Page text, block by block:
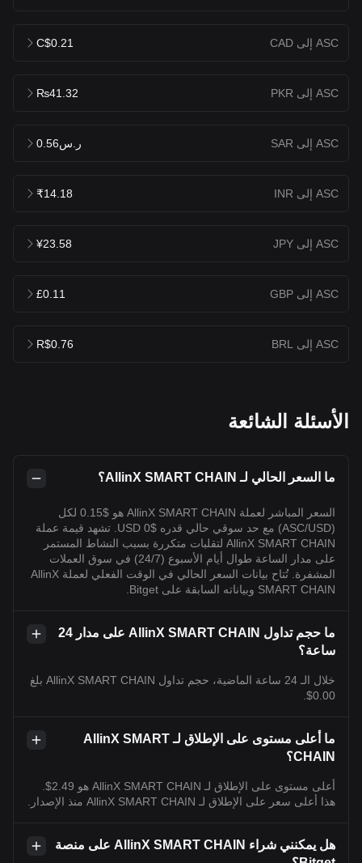
ASC إلى CAD C$0.21
ASC إلى PKR ₨41.32
ASC إلى SAR ر.س0.56
ASC إلى INR ₹14.18
ASC إلى JPY ¥23.58
ASC إلى GBP £0.11
ASC إلى BRL R$0.76
الأسئلة الشائعة
ما السعر الحالي لـ AllinX SMART CHAIN؟
السعر المباشر لعملة AllinX SMART CHAIN هو $0.15 لكل
(ASC/USD) مع حد سوقي حالي قدره $0 USD. تشهد قيمة عملة
AllinX SMART CHAIN لتقلبات متكررة بسبب النشاط المستمر
على مدار الساعة طوال أيام الأسبوع (24/7) في سوق العملات
المشفرة. تُتاح بيانات السعر الحالي في الوقت الفعلي لعملة AllinX
SMART CHAIN وبياناته السابقة على Bitget.
ما حجم تداول AllinX SMART CHAIN على مدار 24
ساعة؟
خلال الـ 24 ساعة الماضية، حجم تداول AllinX SMART CHAIN بلغ
0.00$.
ما أعلى مستوى على الإطلاق لـ AllinX SMART
CHAIN؟
أعلى مستوى على الإطلاق لـ AllinX SMART CHAIN هو 2.49$.
هذا أعلى سعر على الإطلاق لـ AllinX SMART CHAIN منذ الإصدار.
هل يمكنني شراء AllinX SMART CHAIN على منصة